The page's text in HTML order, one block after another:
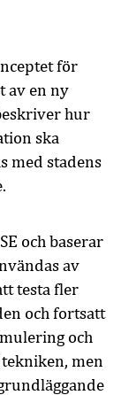
för
av en ny
hur
ska
med stadens
och baserar
av
testa fler
och fortsatt
och
men